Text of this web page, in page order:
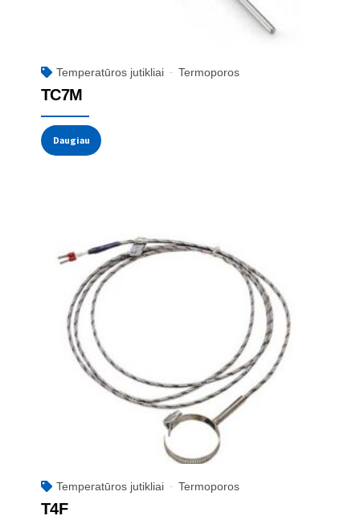
Temperatūros jutikliai Termoporos
TC7M
Daugiau
Temperatūros jutikliai Termoporos
T4F